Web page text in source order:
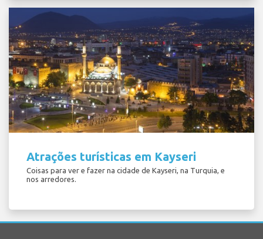
Atrações turísticas em Kayseri
Coisas para ver e fazer na cidade de Kayseri, na Turquia, e
nos arredores.